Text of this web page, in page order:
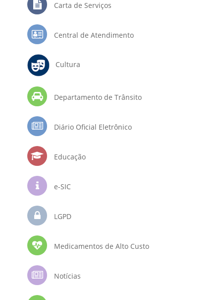
Carta de Serviços
Central de Atendimento
Cultura
Departamento de Trânsito
Diário Oficial Eletrônico
Educação
e-SIC
LGPD
Medicamentos de Alto Custo
Notícias